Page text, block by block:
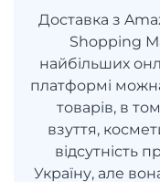
Доставка з
Shopping
найбільших
платформі
товарів, в
взуття,
відсутність
Україну, але